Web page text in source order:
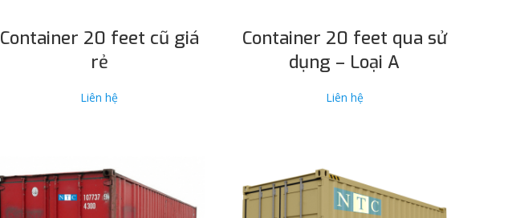
ĐỌC TIẾP
Container 20 feet cũ giá
rẻ
Liên hệ
ĐỌC TIẾP
Container 20 feet qua sử
dụng – Loại A
Liên hệ